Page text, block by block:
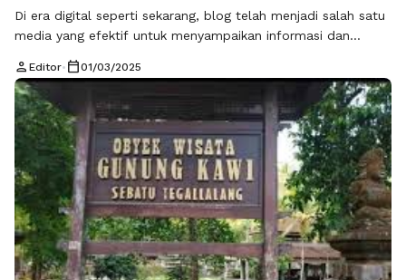
Di era digital seperti sekarang, blog telah menjadi salah satu
media yang efektif untuk menyampaikan informasi dan
masyarakat. Blogger, yang merupakan penulis atau pengelola
blog, memiliki peran penting dalam mempromosikan
program-program budaya yang bertujuan untuk
meningkatkan partisipasi publik. Dalam konteks politik, blog
menjadi saluran yang strategis untuk mengedukasi
masyarakat …Baca Selengkapnya
person Editor• calendar_today01/03/2025